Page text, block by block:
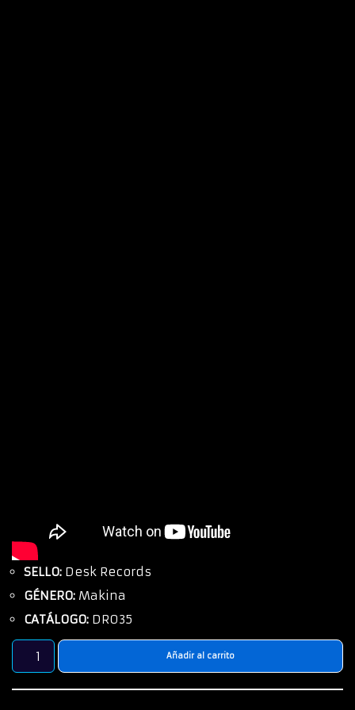
SELLO: Desk Records
GÉNERO: Makina
CATÁLOGO: DR035
Añadir al carrito